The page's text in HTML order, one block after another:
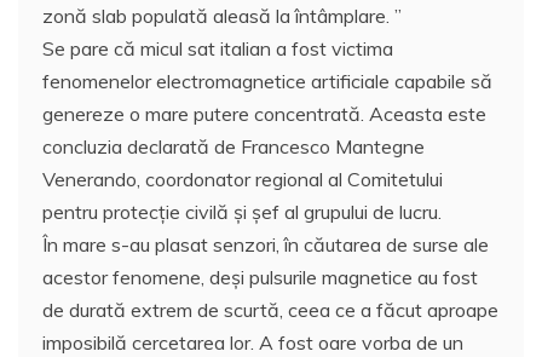
zonă slab populată aleasă la întâmplare. ”
Se pare că micul sat italian a fost victima
fenomenelor electromagnetice artificiale capabile să
genereze o mare putere concentrată. Aceasta este
concluzia declarată de Francesco Mantegne
Venerando, coordonator regional al Comitetului
pentru protecție civilă și șef al grupului de lucru.
În mare s-au plasat senzori, în căutarea de surse ale
acestor fenomene, deși pulsurile magnetice au fost
de durată extrem de scurtă, ceea ce a făcut aproape
imposibilă cercetarea lor. A fost oare vorba de un